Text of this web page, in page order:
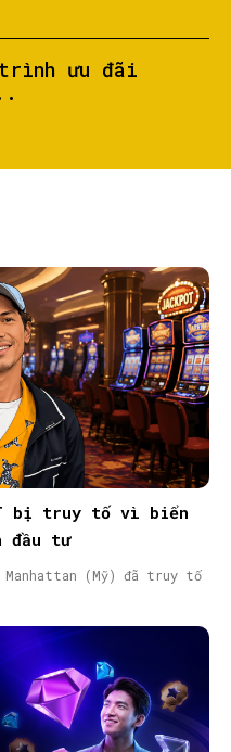
trình ưu đãi
bị truy tố vì biển
đầu tư
(Mỹ) đã truy tố